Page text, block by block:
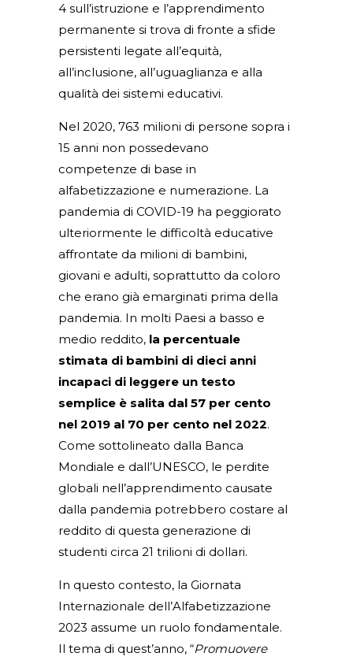
4 sull’istruzione e l’apprendimento
permanente si trova di fronte a sfide
persistenti legate all’equità,
all’inclusione, all’uguaglianza e alla
qualità dei sistemi educativi.
Nel 2020, 763 milioni di persone sopra i
15 anni non possedevano
competenze di base in
alfabetizzazione e numerazione. La
pandemia di COVID-19 ha peggiorato
ulteriormente le difficoltà educative
affrontate da milioni di bambini,
giovani e adulti, soprattutto da coloro
che erano già emarginati prima della
pandemia. In molti Paesi a basso e
medio reddito, la percentuale
stimata di bambini di dieci anni
incapaci di leggere un testo
semplice è salita dal 57 per cento
nel 2019 al 70 per cento nel 2022.
Come sottolineato dalla Banca
Mondiale e dall’UNESCO, le perdite
globali nell’apprendimento causate
dalla pandemia potrebbero costare al
reddito di questa generazione di
studenti circa 21 trilioni di dollari.
In questo contesto, la Giornata
Internazionale dell’Alfabetizzazione
2023 assume un ruolo fondamentale.
Il tema di quest’anno, “Promuovere